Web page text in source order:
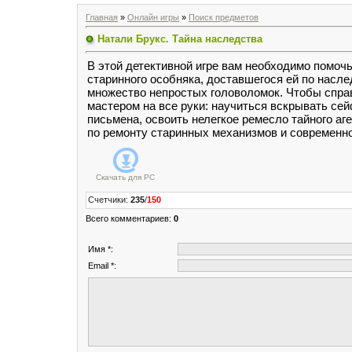
Главная » Онлайн игры » Поиск предметов
Натали Брукс. Тайна наследства
В этой детективной игре вам необходимо
старинного особняка, доставшегося ей по
множество непростых головоломок. Чтобы
мастером на все руки: научиться вскрывать
письмена, освоить нелегкое ремесло тайного
по ремонту старинных механизмов и
Скачать для PC
Счетчики: 235/150
Всего комментариев: 0
Имя *:
Email *: